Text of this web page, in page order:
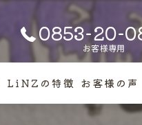
0853-20-
お客様専用
LiNZの特徴 お客様の声